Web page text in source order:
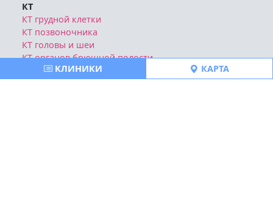
КЛИНИКИ КАРТА
КТ
КТ грудной клетки
КТ позвоночника
КТ головы и шеи
КТ органов брюшной полости
КТ сосудов